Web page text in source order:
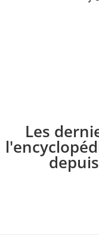
Les